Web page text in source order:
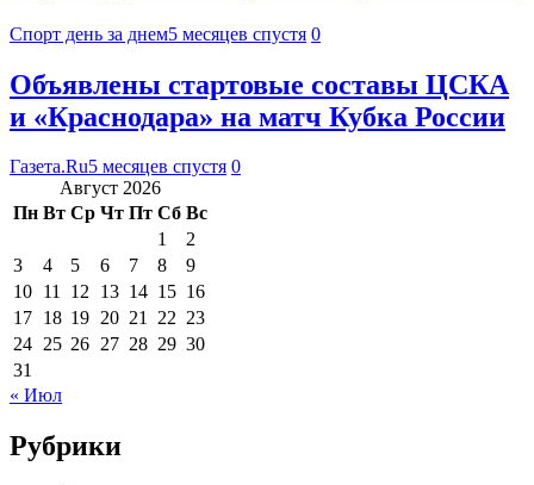
Спорт день за днем5 месяцев спустя 0
Объявлены стартовые составы ЦСКА
и «Краснодара» на матч Кубка России
Газета.Ru5 месяцев спустя 0
Август 2026
Пн Вт Ср Чт Пт Сб Вс
1
2
3
4 5 6 7 8
9
10 11 12 13 14 15 16
17 18 19 20 21 22 23
24 25 26 27 28 29 30
31
« Июл
Рубрики